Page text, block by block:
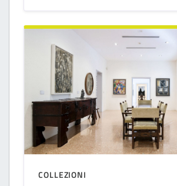
COLLEZIONI